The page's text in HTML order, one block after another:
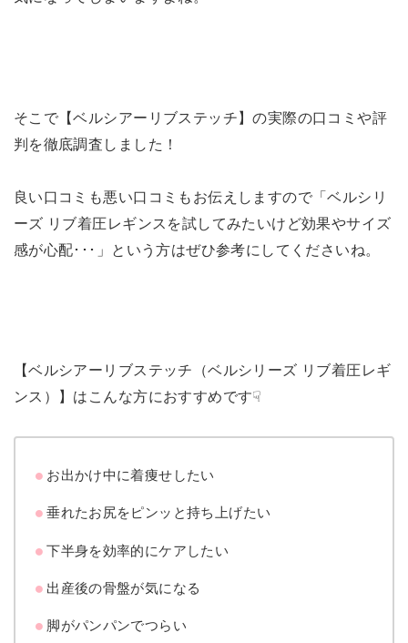
そこで【ベルシアーリブステッチ】の実際の口コミや評
判を徹底調査しました！
良い口コミも悪い口コミもお伝えしますので「ベルシリ
ーズ リブ着圧レギンスを試してみたいけど効果やサイズ
感が心配･･･」という方はぜひ参考にしてくださいね。
【ベルシアーリブステッチ（ベルシリーズ リブ着圧レギ
ンス）】はこんな方におすすめです☟
お出かけ中に着痩せしたい
垂れたお尻をピンッと持ち上げたい
下半身を効率的にケアしたい
出産後の骨盤が気になる
脚がパンパンでつらい